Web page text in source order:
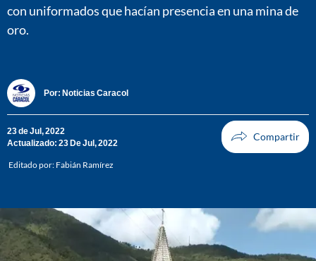
con uniformados que hacían presencia en una mina de
oro.
Por: Noticias Caracol
23 de Jul, 2022
Actualizado: 23 De Jul, 2022
Editado por: Fabián Ramírez